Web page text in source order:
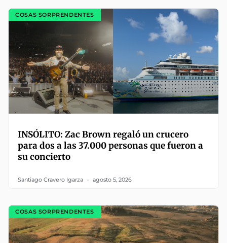
COSAS SORPRENDENTES
INSÓLITO: Zac Brown regaló un crucero
para dos a las 37.000 personas que fueron a
su concierto
Santiago Cravero Igarza agosto 5, 2026
COSAS SORPRENDENTES